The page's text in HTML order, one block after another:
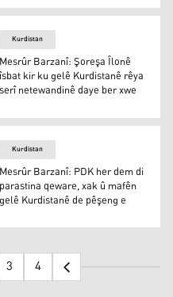
li Qamişlo hat
îsbat kir ku gelê
Kurdistan
Mesrûr Barzanî: Şoreşa Îlonê
îsbat kir ku gelê Kurdistanê rêya
serî netewandinê daye ber xwe
di parastina qeware,
Kurdistan
Mesrûr Barzanî: PDK her dem di
parastina qeware, xak û mafên
gelê Kurdistanê de pêşeng e
3 4